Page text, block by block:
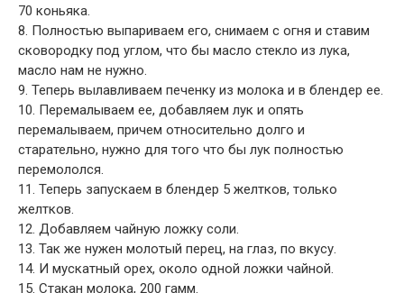
70 коньяка.
8. Полностью выпариваем его, снимаем с огня и ставим
сковородку под углом, что бы масло стекло из лука,
масло нам не нужно.
9. Теперь вылавливаем печенку из молока и в блендер ее.
10. Перемалываем ее, добавляем лук и опять
перемалываем, причем относительно долго и
старательно, нужно для того что бы лук полностью
перемололся.
11. Теперь запускаем в блендер 5 желтков, только
желтков.
12. Добавляем чайную ложку соли.
13. Так же нужен молотый перец, на глаз, по вкусу.
14. И мускатный орех, около одной ложки чайной.
15. Стакан молока, 200 гамм.